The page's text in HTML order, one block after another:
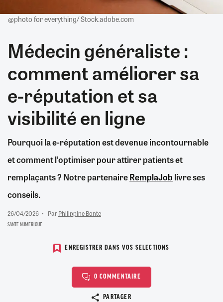
@photo for everything/ Stock.adobe.com
Médecin généraliste :
comment améliorer sa
e-réputation et sa
visibilité en ligne
Pourquoi la e-réputation est devenue incontournable
et comment l’optimiser pour attirer patients et
remplaçants ? Notre partenaireRemplaJob livre ses
conseils.
26/04/2026 ParPhilippine Bonte
SANTÉ NUMÉRIQUE
ENREGISTRER DANS VOS SELECTIONS
0 COMMENTAIRE
PARTAGER